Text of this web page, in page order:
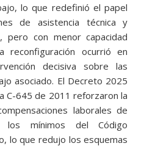
lo que redefinió el papel
de asistencia técnica y
pero con menor capacidad
reconfiguración ocurrió en
decisiva sobre las
asociado. El Decreto 2025
C-645 de 2011 reforzaron la
laborales de
los mínimos del Código
lo que redujo los esquemas